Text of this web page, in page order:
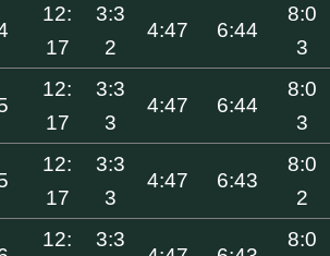
12:
17
3:3
2
4:47 6:44
8:0
3
12:
17
3:3
3
4:47 6:44
8:0
3
12:
17
3:3
3
4:47 6:43
8:0
2
12:
3:3
8:0